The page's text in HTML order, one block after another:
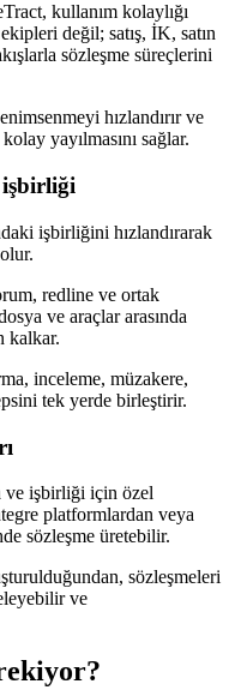
kullanım kolaylığı
değil; satış, İK, satın
sözleşme süreçlerini
hızlandırır ve
yayılmasını sağlar.
işbirliği
işbirliğini hızlandırarak
redline ve ortak
ve araçlar arasında
kalkar.
inceleme, müzakere,
tek yerde birleştirir.
ve işbirliği için özel
platformlardan veya
sözleşme üretebilir.
sözleşmeleri
ve